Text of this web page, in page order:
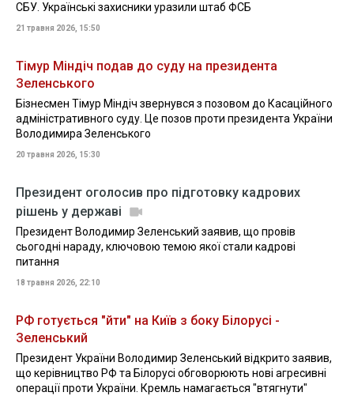
СБУ. Українські захисники уразили штаб ФСБ
21 травня 2026, 15:50
Тімур Міндіч подав до суду на президента
Зеленського
Бізнесмен Тімур Міндіч звернувся з позовом до Касаційного
адміністративного суду. Це позов проти президента України
Володимира Зеленського
20 травня 2026, 15:30
Президент оголосив про підготовку кадрових
рішень у державі
Президент Володимир Зеленський заявив, що провів
сьогодні нараду, ключовою темою якої стали кадрові
питання
18 травня 2026, 22:10
РФ готується "йти" на Київ з боку Білорусі -
Зеленський
Президент України Володимир Зеленський відкрито заявив,
що керівництво РФ та Білорусі обговорюють нові агресивні
операції проти України. Кремль намагається "втягнути"